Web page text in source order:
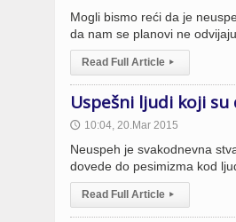
Mogli bismo reći da je
da nam se planovi ne
Read Full Article ▸
Uspešni ljudi koji
🕔 10:04, 20.Mar 2015
Neuspeh je svakodnevna
dovede do pesimizma kod
Read Full Article ▸